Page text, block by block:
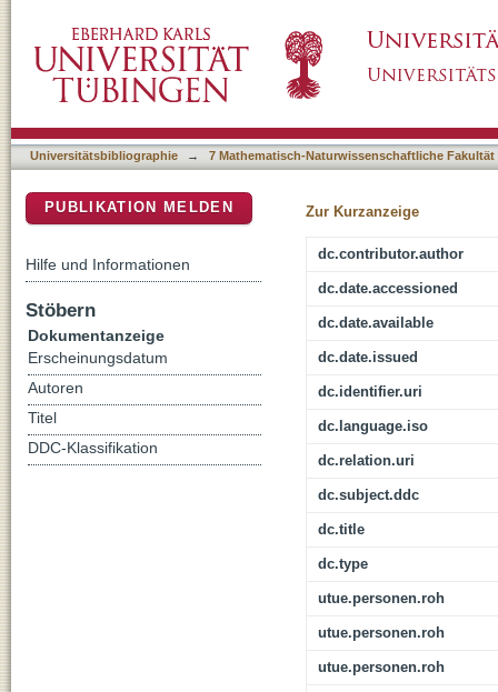
Universitätsbibliographie → 7 Mathematisch-Naturwissenschaftliche Fakultät
Zur Kurzanzeige
dc.contributor.author
dc.date.accessioned
dc.date.available
dc.date.issued
dc.identifier.uri
dc.language.iso
dc.relation.uri
dc.subject.ddc
dc.title
dc.type
utue.personen.roh
utue.personen.roh
utue.personen.roh
PUBLIKATION MELDEN
Hilfe und Informationen
Stöbern
Dokumentanzeige
Erscheinungsdatum
Autoren
Titel
DDC-Klassifikation